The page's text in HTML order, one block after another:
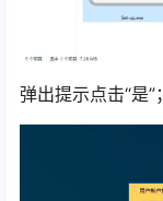
弹出提示点击“是”；